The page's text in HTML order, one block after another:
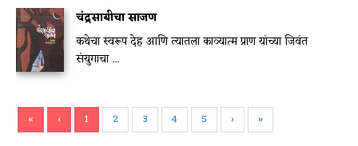
चंद्रसायीचा साजण
कथेचा स्वरूप देह आणि त्यातला काव्यात्म प्राण यांच्या जिवंत
संयुगाचा ...
« ‹ 1 2 3 4 5 › »